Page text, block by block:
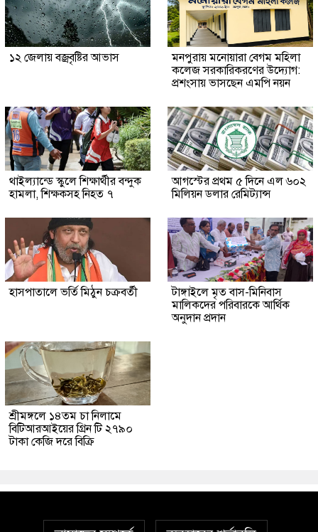
১২ জেলায় বজ্রবৃষ্টির আভাস
মনপুরায় মনোয়ারা বেগম মহিলা
কলেজ সরকারিকরণের উদ্যোগ:
প্রশংসায় ভাসছেন এমপি নয়ন
থাইল্যান্ডে স্কুলে শিক্ষার্থীর বন্দুক
হামলা, শিক্ষকসহ নিহত ৭
আগস্টের প্রথম ৫ দিনে এল ৬০২
মিলিয়ন ডলার রেমিট্যান্স
হাসপাতালে ভর্তি মিঠুন চক্রবর্তী
টাঙ্গাইলে মৃত বাস-মিনিবাস
মালিকদের পরিবারকে আর্থিক
অনুদান প্রদান
শ্রীমঙ্গলে ১৪তম চা নিলামে
বিটিআরআইয়ের গ্রিন টি ২৭৯০
টাকা কেজি দরে বিক্রি